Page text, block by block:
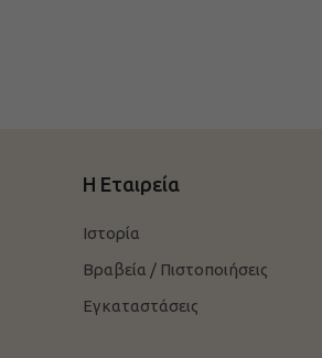
Η Εταιρεία
Ιστορία
Βραβεία / Πιστοποιήσεις
Εγκαταστάσεις